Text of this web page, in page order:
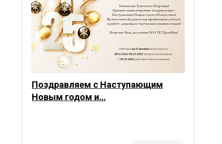
Поздравляем с Наступающим
Новым годом и…